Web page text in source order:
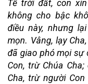
Tể trời đất, con
không cho bậc
điều này, nhưng
mọn. Vâng, lạy
đã giao phó mọi sự
Con, trừ Chúa
Cha, trừ người